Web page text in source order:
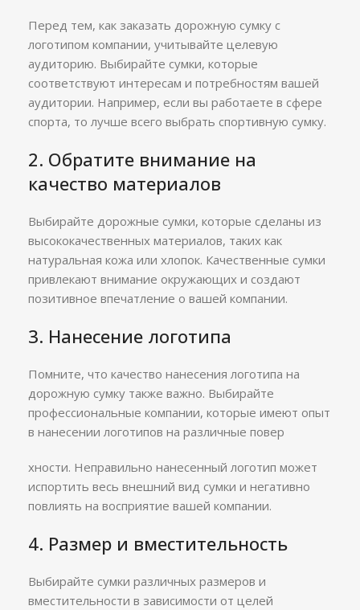
Перед тем, как заказать дорожную сумку с
логотипом компании, учитывайте целевую
аудиторию. Выбирайте сумки, которые
соответствуют интересам и потребностям вашей
аудитории. Например, если вы работаете в сфере
спорта, то лучше всего выбрать спортивную сумку.
2. Обратите внимание на
качество материалов
Выбирайте дорожные сумки, которые сделаны из
высококачественных материалов, таких как
натуральная кожа или хлопок. Качественные сумки
привлекают внимание окружающих и создают
позитивное впечатление о вашей компании.
3. Нанесение логотипа
Помните, что качество нанесения логотипа на
дорожную сумку также важно. Выбирайте
профессиональные компании, которые имеют опыт
в нанесении логотипов на различные повер
хности. Неправильно нанесенный логотип может
испортить весь внешний вид сумки и негативно
повлиять на восприятие вашей компании.
4. Размер и вместительность
Выбирайте сумки различных размеров и
вместительности в зависимости от целей